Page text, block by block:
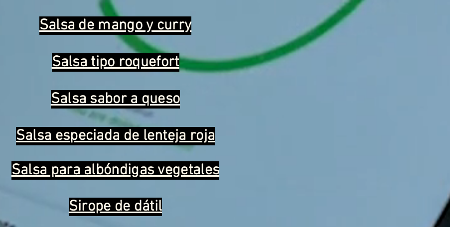
Salsa de mango y curry
Salsa tipo roquefort
Salsa sabor a queso
Salsa especiada de lenteja roja
Salsa para albóndigas vegetales
Sirope de dátil